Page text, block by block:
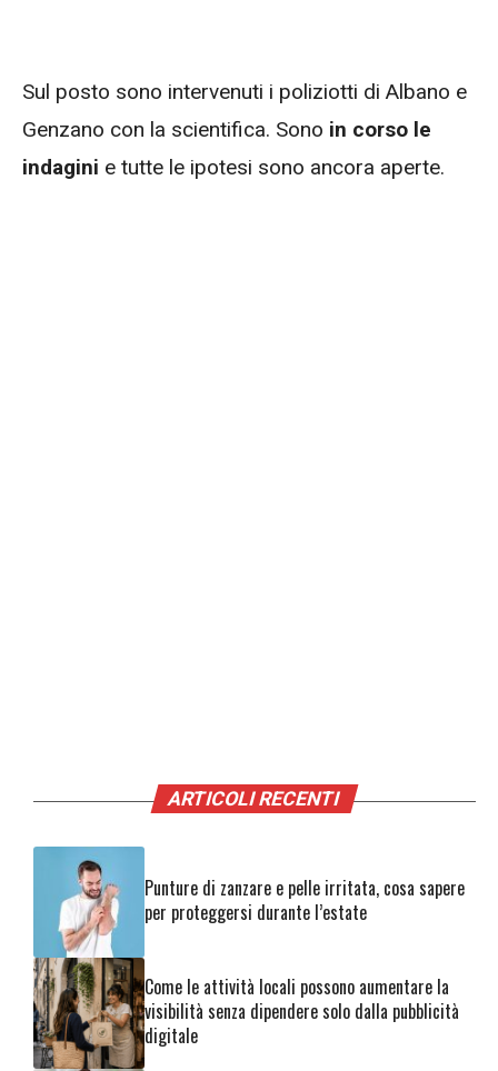
Sul posto sono intervenuti i poliziotti di Albano e
Genzano con la scientifica. Sono in corso le
indagini e tutte le ipotesi sono ancora aperte.
ARTICOLI RECENTI
Punture di zanzare e pelle irritata, cosa sapere
per proteggersi durante l’estate
Come le attività locali possono aumentare la
visibilità senza dipendere solo dalla pubblicità
digitale